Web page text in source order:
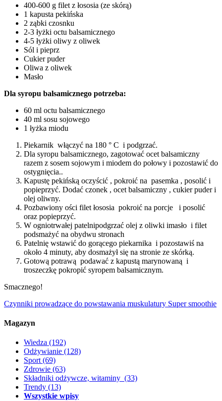
400-600 g filet z łososia (ze skórą)
1 kapusta pekińska
2 ząbki czosnku
2-3 łyżki octu balsamicznego
4-5 łyżki oliwy z oliwek
Sól i pieprz
Cukier puder
Oliwa z oliwek
Masło
Dla syropu balsamicznego potrzeba:
60 ml octu balsamicznego
40 ml sosu sojowego
1 łyżka miodu
Piekarnik włączyć na 180 ° C i podgrzać.
Dla syropu balsamicznego, zagotować ocet balsamiczny
razem z sosem sojowym i miodem do połowy i pozostawić do
ostygnięcia..
Kapustę pekińską oczyścić , pokroić na pasemka , posolić i
popieprzyć. Dodać czonek , ocet balsamiczny , cukier puder i
olej oliwny.
Pozbawiony ości filet łososia pokroić na porcje i posolić
oraz popieprzyć.
W ogniotrwałej patelnipodgrzać olej z oliwki imasło i filet
podsmażyć na obydwu stronach
Patelnię wstawić do gorącego piekarnika i pozostawiś na
około 4 minuty, aby dosmażył się na stronie ze skórką.
Gotową potrawą podawać z kapustą marynowaną i
troszeczkę pokropić syropem balsamicznym.
Smacznego!
Czynniki prowadzące do powstawania muskulatury Super smoothie
Magazyn
Wiedza (192)
Odżywianie (128)
Sport(69)
Zdrowie (63)
Składniki odżywcze, witaminy (33)
Trendy (13)
Wszystkie wpisy